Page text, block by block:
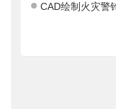
CAD绘制火灾警铃